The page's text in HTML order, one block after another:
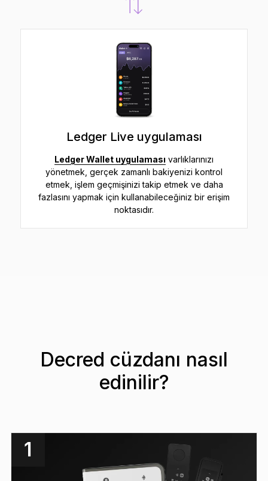
Ledger Live uygulaması
Ledger Wallet uygulaması varlıklarınızı
yönetmek, gerçek zamanlı bakiyenizi kontrol
etmek, işlem geçmişinizi takip etmek ve daha
fazlasını yapmak için kullanabileceğiniz bir erişim
noktasıdır.
Decred cüzdanı nasıl
edinilir?
1